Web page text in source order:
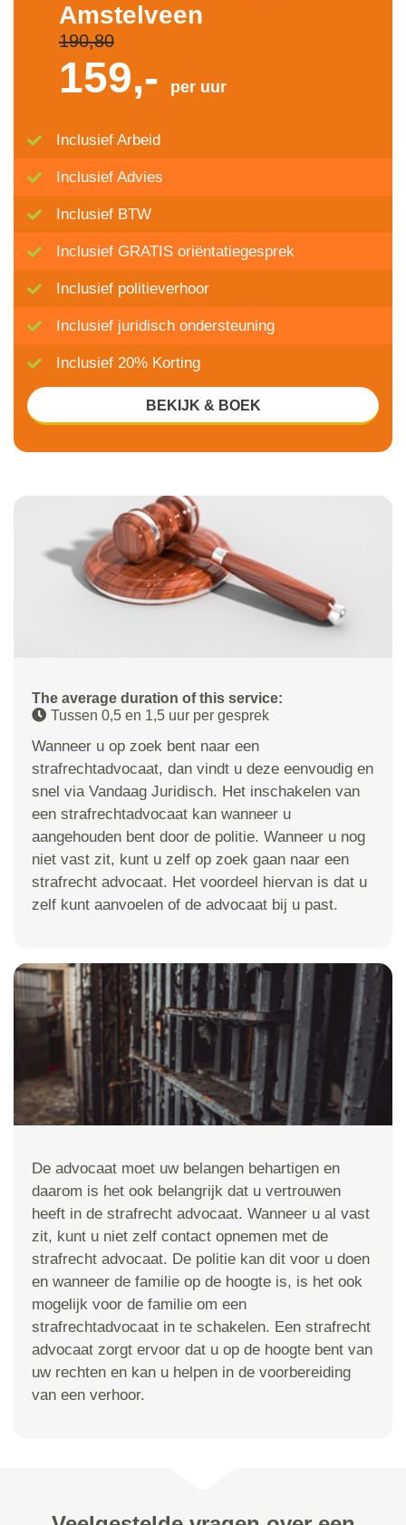
The average duration of this service:
Tussen 0,5 en 1,5 uur per gesprek
Wanneer u op zoek bent naar een
strafrechtadvocaat, dan vindt u deze eenvoudig en
snel via Vandaag Juridisch. Het inschakelen van
een strafrechtadvocaat kan wanneer u
aangehouden bent door de politie. Wanneer u nog
niet vast zit, kunt u zelf op zoek gaan naar een
strafrecht advocaat. Het voordeel hiervan is dat u
zelf kunt aanvoelen of de advocaat bij u past.
Amstelveen
190,80
159,- per uur
Inclusief Arbeid
Inclusief Advies
Inclusief BTW
Inclusief GRATIS oriëntatiegesprek
Inclusief politieverhoor
Inclusief juridisch ondersteuning
Inclusief 20% Korting
BEKIJK & BOEK
De advocaat moet uw belangen behartigen en
daarom is het ook belangrijk dat u vertrouwen
heeft in de strafrecht advocaat. Wanneer u al vast
zit, kunt u niet zelf contact opnemen met de
strafrecht advocaat. De politie kan dit voor u doen
en wanneer de familie op de hoogte is, is het ook
mogelijk voor de familie om een
strafrechtadvocaat in te schakelen. Een strafrecht
advocaat zorgt ervoor dat u op de hoogte bent van
uw rechten en kan u helpen in de voorbereiding
van een verhoor.